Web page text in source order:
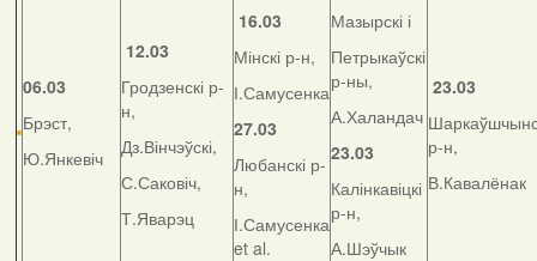
06.03
Брэст,
Ю.Янкевіч
12.03
Гродзенскі р-
н,
Дз.Вінчэўскі,
С.Саковіч,
Т.Яварэц
16.03
Мінскі р-н,
І.Самусенка
27.03
Любанскі р-
н,
І.Самусенка
et al.
Мазырскі і
Петрыкаўскі
р-ны,
А.Халандач
23.03
Калінкавіцкі
р-н,
А.Шэўчык
23.03
р-н,
В.Кавалёнак